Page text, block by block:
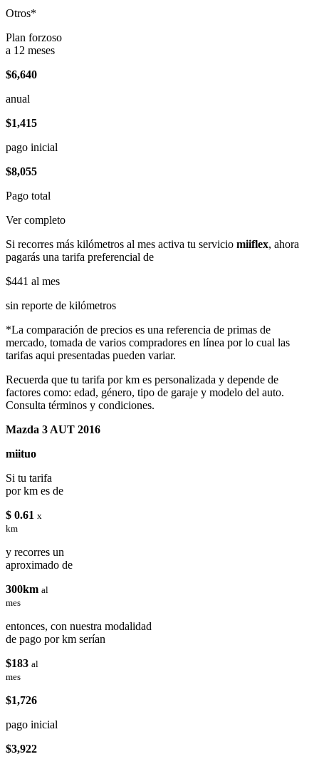
Otros*
Plan forzoso
a 12 meses
$6,640
anual
$1,415
pago inicial
$8,055
Pago total
Ver completo
Si recorres más kilómetros al mes activa tu servicio miiflex, ahora
pagarás una tarifa preferencial de
$441 al mes
sin reporte de kilómetros
*La comparación de precios es una referencia de primas de
mercado, tomada de varios compradores en línea por lo cual las
tarifas aqui presentadas pueden variar.
Recuerda que tu tarifa por km es personalizada y depende de
factores como: edad, género, tipo de garaje y modelo del auto.
Consulta términos y condiciones.
Mazda 3 AUT 2016
miituo
Si tu tarifa
por km es de
$ 0.61 x
km
y recorres un
aproximado de
300km al
mes
entonces, con nuestra modalidad
de pago por km serían
$183 al
mes
$1,726
pago inicial
$3,922